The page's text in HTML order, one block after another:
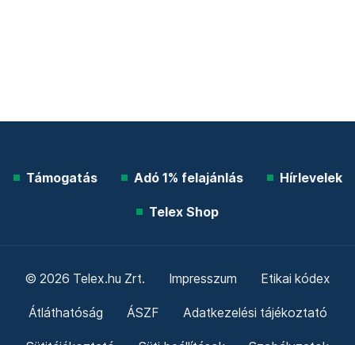
Támogatás Adó 1% felajánlás Hírlevelek
Telex Shop
© 2026 Telex.hu Zrt. Impresszum Etikai kódex
Átláthatóság ÁSZF Adatkezelési tájékoztató